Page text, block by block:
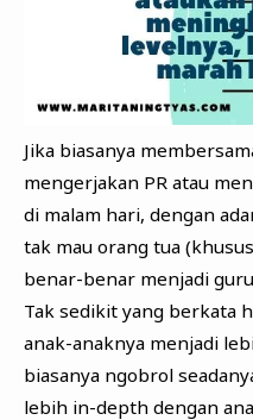
Jika biasanya
mengerjakan PR atau
di malam hari, dengan
tak mau orang tua
benar-benar menjadi
Tak sedikit yang berkata
anak-anaknya menjadi
biasanya ngobrol
lebih in-depth dengan